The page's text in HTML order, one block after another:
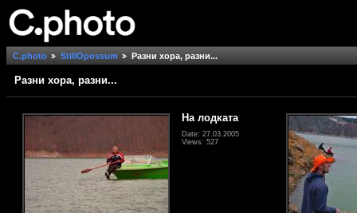
C.photo StillOpossum Разни хора, разни...
Разни хора, разни...
На лодката
Date: 27.03.2005
Views: 527